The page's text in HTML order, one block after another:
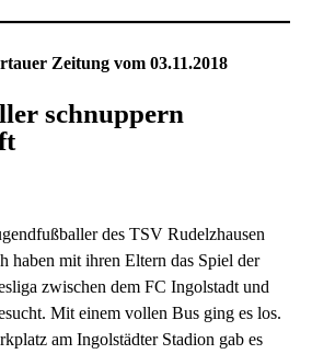
Zeitung vom 03.11.2018
schnuppern
des TSV Rudelzhausen
haben mit ihren Eltern das Spiel der
zwischen dem FC Ingolstadt und
Mit einem vollen Bus ging es los.
am Ingolstädter Stadion gab es